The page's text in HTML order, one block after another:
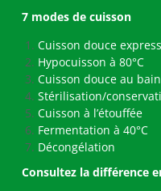
7 modes de cuisson
Cuisson douce
Hypocuisson à 80°C
Cuisson douce au
Stérilisation/
Cuisson à l’étouffée
Fermentation à 40°C
Décongélation
Consultez la différence